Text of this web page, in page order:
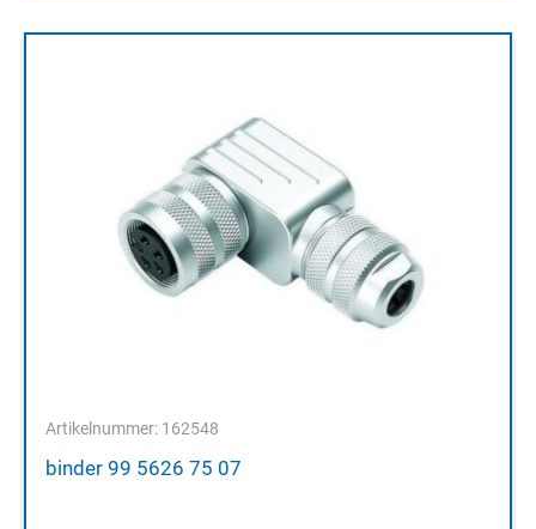
Artikelnummer: 162548
binder 99 5626 75 07